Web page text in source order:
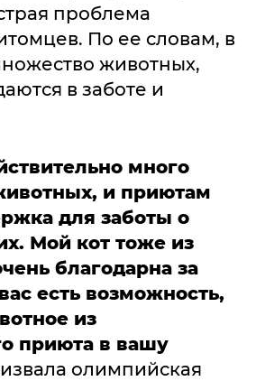
проблема
По ее словам, в
животных,
в заботе и
много
и приютам
для заботы о
Мой кот тоже из
благодарна за
есть возможность,
из
приюта в вашу
олимпийская